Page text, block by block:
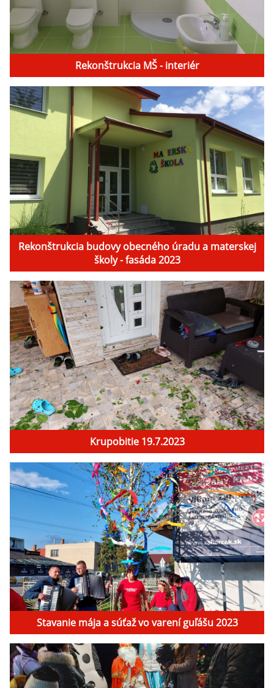
Rekonštrukcia MŠ - interiér
Rekonštrukcia budovy obecného úradu a materskej
školy - fasáda 2023
Krupobitie 19.7.2023
Stavanie mája a súťaž vo varení guľášu 2023